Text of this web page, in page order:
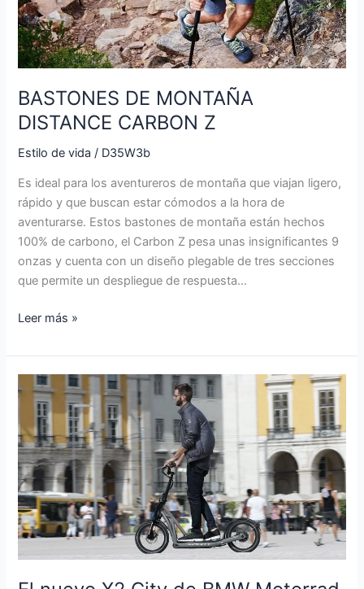
BASTONES DE MONTAÑA
DISTANCE CARBON Z
Estilo de vida / D35W3b
Es ideal para los aventureros de montaña que viajan ligero,
rápido y que buscan estar cómodos a la hora de
aventurarse. Estos bastones de montaña están hechos
100% de carbono, el Carbon Z pesa unas insignificantes 9
onzas y cuenta con un diseño plegable de tres secciones
que permite un despliegue de respuesta…
Leer más »
El
nuevo
X2
City
de
BMW
Motorrad